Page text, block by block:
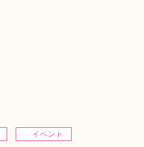
イベント